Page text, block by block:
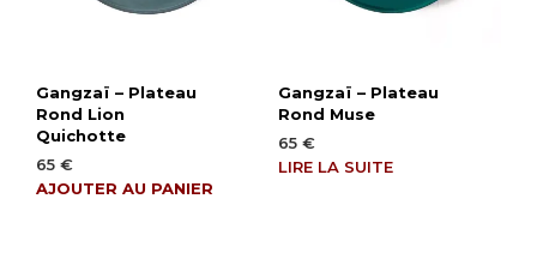
Gangzaï – Plateau
Rond Lion
Quichotte
65 €
AJOUTER AU PANIER
Gangzaï – Plateau
Rond Muse
65 €
LIRE LA SUITE